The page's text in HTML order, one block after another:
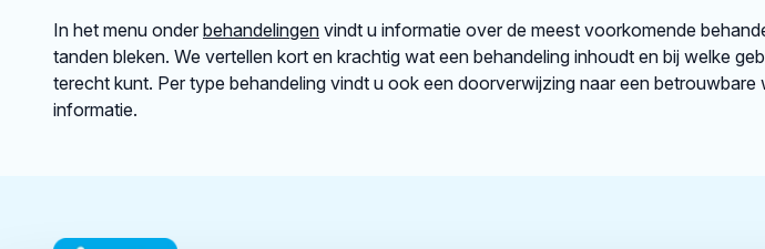
In het menu onder behandelingen vindt u informatie over de meest voorkomende
tanden bleken. We vertellen kort en krachtig wat een behandeling inhoudt en bij welke
terecht kunt. Per type behandeling vindt u ook een doorverwijzing naar een betrouwbare
informatie.